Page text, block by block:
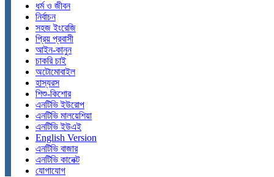
ধর্ম ও জীবন
নির্বাচন
সহজ ইংরেজি
প্রিয় প্রবাসী
আইন-কানুন
চাকরি চাই
অটোমোবাইল
হাস্যরস
শিশু-কিশোর
এনটিভি ইউরোপ
এনটিভি মালয়েশিয়া
এনটিভি ইউএই
English Version
এনটিভি বাজার
এনটিভি কানেক্ট
যোগাযোগ